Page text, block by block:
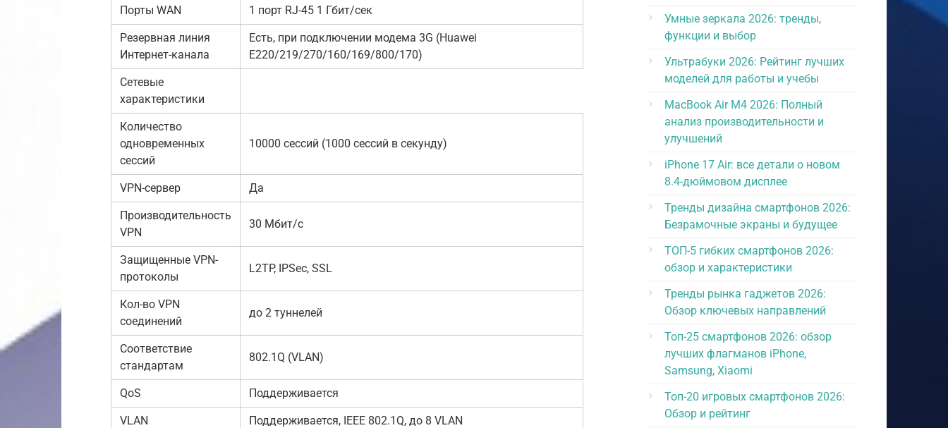
Порты WAN 1 порт RJ-45 1 Гбит/сек
Резервная линия
Интернет-канала
Есть, при подключении модема 3G (Huawei
E220/219/270/160/169/800/170)
Сетевые
характеристики
Количество
одновременных
сессий
10000 сессий (1000 сессий в секунду)
VPN-сервер Да
Производительность
VPN
30 Мбит/с
Защищенные VPN-
протоколы
L2TP, IPSec, SSL
Кол-во VPN
соединений
до 2 туннелей
Соответствие
стандартам
802.1Q (VLAN)
QoS Поддерживается
VLAN Поддерживается, IEEE 802.1Q, до 8 VLAN
Умные зеркала 2026: тренды,
функции и выбор
Ультрабуки 2026: Рейтинг лучших
моделей для работы и учебы
MacBook Air M4 2026: Полный
анализ производительности и
улучшений
iPhone 17 Air: все детали о новом
8.4-дюймовом дисплее
Тренды дизайна смартфонов 2026:
Безрамочные экраны и будущее
ТОП-5 гибких смартфонов 2026:
обзор и характеристики
Тренды рынка гаджетов 2026:
Обзор ключевых направлений
Топ-25 смартфонов 2026: обзор
лучших флагманов iPhone,
Samsung, Xiaomi
Топ-20 игровых смартфонов 2026:
Обзор и рейтинг